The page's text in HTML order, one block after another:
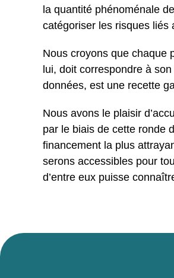
la quantité phénoménale
catégoriser les risques liés
Nous croyons que chaque
lui, doit correspondre à
données, est une recette
Nous avons le plaisir
par le biais de cette ronde
financement la plus
serons accessibles pour
d’entre eux puisse